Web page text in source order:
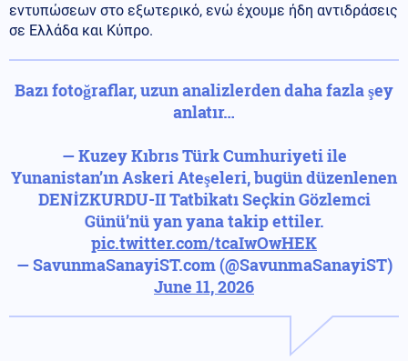
εντυπώσεων στο εξωτερικό, ενώ έχουμε ήδη αντιδράσεις
σε Ελλάδα και Κύπρο.
Bazı fotoğraflar, uzun analizlerden daha fazla şey
anlatır…
— Kuzey Kıbrıs Türk Cumhuriyeti ile
Yunanistan’ın Askeri Ateşeleri, bugün düzenlenen
DENİZKURDU-II Tatbikatı Seçkin Gözlemci
Günü’nü yan yana takip ettiler.
pic.twitter.com/tcaIwOwHEK
— SavunmaSanayiST.com (@SavunmaSanayiST)
June 11, 2026